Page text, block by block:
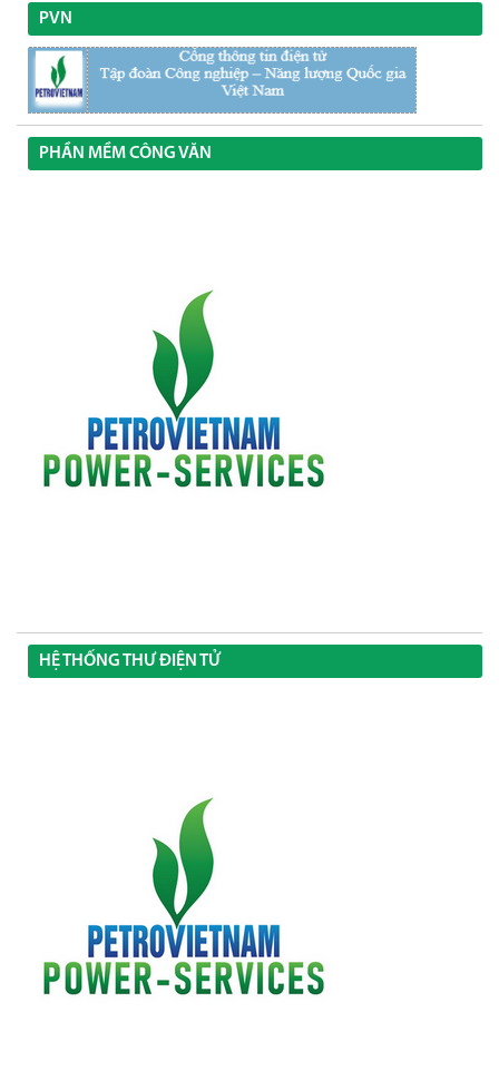
PVN
PHẦN MỀM CÔNG VĂN
HỆ THỐNG THƯ ĐIỆN TỬ